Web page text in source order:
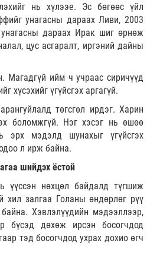
нь хүлээе. Эс бөгөөс үйл
унагасны дараах Ливи, 2003
дараах Ирак шиг өрнөж
цус асгаралт, иргэний дайны
Магадгүй ийм ч учраас сиричүүд
хүсэхийг үгүйсгэх аргагүй.
төгсгөл ирдэг. Харин
боломжгүй. Нэг хэсэг нь өшөө
эрх мэдэлд шунахыг үгүйсгэх
л ирж байна.
шийдэх ёстой
үүссэн нөхцөл байдалд түгшиж
хил залгаа Голаны өндөрлөг рүү
Хэвлэлүүдийн мэдээллээр,
бүсэд дөхөж ирсэн босогчдод
тэд босогчдод ухрах дохио өгч